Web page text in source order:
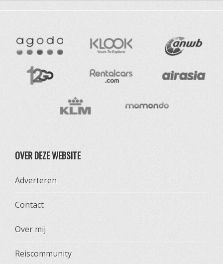
OVER DEZE WEBSITE
Adverteren
Contact
Over mij
Reiscommunity